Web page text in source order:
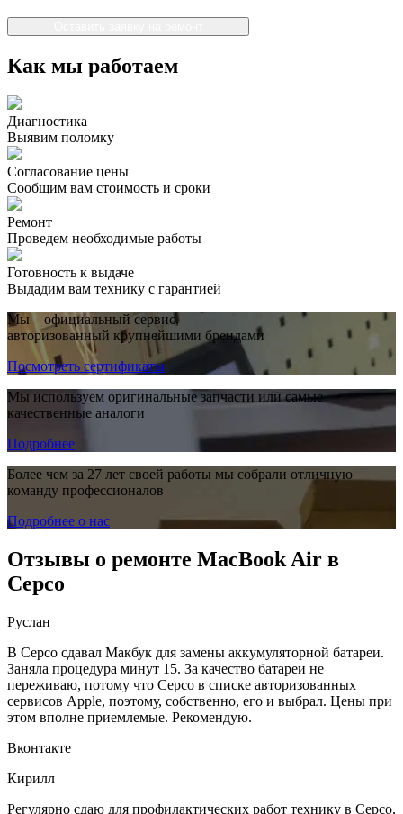
Как мы работаем
Диагностика
Выявим поломку
Согласование цены
Сообщим вам стоимость и сроки
Ремонт
Проведем необходимые работы
Готовность к выдаче
Выдадим вам технику с гарантией
Мы – официальный сервис,
авторизованный крупнейшими брендами
Посмотреть сертификаты
Мы используем оригинальные запчасти или самые
качественные аналоги
Подробнее
Более чем за 27 лет своей работы мы собрали отличную
команду профессионалов
Подробнее о нас
Отзывы о ремонте MacBook Air в
Серсо
Руслан
В Серсо сдавал Макбук для замены аккумуляторной батареи.
Заняла процедура минут 15. За качество батареи не
переживаю, потому что Серсо в списке авторизованных
сервисов Apple, поэтому, собственно, его и выбрал. Цены при
этом вполне приемлемые. Рекомендую.
Вконтакте
Кирилл
Регулярно сдаю для профилактических работ технику в Серсо,